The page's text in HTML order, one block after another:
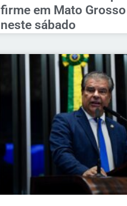
firme em Mato Grosso
neste sábado